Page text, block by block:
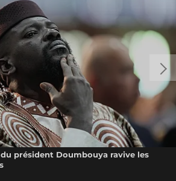
président Doumbouya ravive les